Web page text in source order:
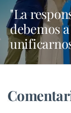
"La
debemos
Madrid y